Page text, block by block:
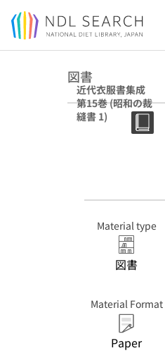
Jump to main content
図書
近代衣服書集成
第15巻 (昭和の裁
縫書 1)
Material type
図書
Material Format
Paper